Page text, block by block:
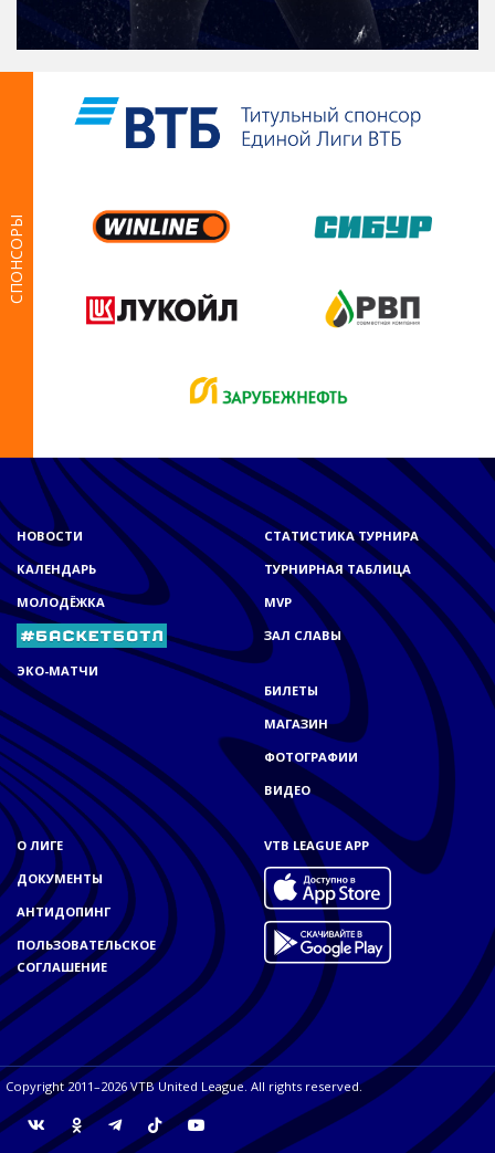
СПОНСОРЫ
НОВОСТИ
КАЛЕНДАРЬ
МОЛОДЁЖКА
ЭКО-МАТЧИ
СТАТИСТИКА ТУРНИРА
ТУРНИРНАЯ ТАБЛИЦА
MVP
ЗАЛ СЛАВЫ
БИЛЕТЫ
МАГАЗИН
ФОТОГРАФИИ
ВИДЕО
О ЛИГЕ
ДОКУМЕНТЫ
АНТИДОПИНГ
ПОЛЬЗОВАТЕЛЬСКОЕ
СОГЛАШЕНИЕ
VTB LEAGUE APP
Copyright 2011–2026 VTB United League. All rights reserved.